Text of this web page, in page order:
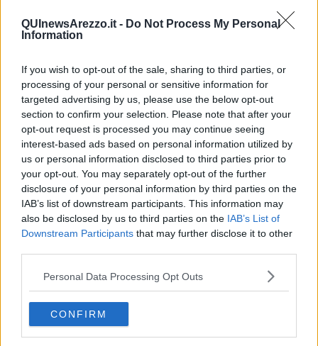
QUInewsArezzo.it - Do Not Process My Personal
Information
If you wish to opt-out of the sale, sharing to third parties, or
processing of your personal or sensitive information for
targeted advertising by us, please use the below opt-out
section to confirm your selection. Please note that after your
opt-out request is processed you may continue seeing
interest-based ads based on personal information utilized by
us or personal information disclosed to third parties prior to
your opt-out. You may separately opt-out of the further
disclosure of your personal information by third parties on the
IAB’s list of downstream participants. This information may
also be disclosed by us to third parties on the IAB’s List of
Downstream Participants that may further disclose it to other
Personal Data Processing Opt Outs
CONFIRM
​La Clownterapia
​Differenze tra persone frustrate e non
Vacanze a km zero
​Buone Vacan(si)e!
​Il lato positivo delle cose
​Storie antiche di tempi moderni
​Quello che alle mamme non dicono
Adultescenza
Homo imbecillis
​4 anni di Blog
Quando il silenzio è aggressivo
​Il passato, questo conosciuto!
​Clima ballerino e sbalzi d’umore
La maternità
​L’uomo o l’orso?
​Cose che ci esauriscono
​Vespa che passione!
​Lasciate ai vostri figli il diritto di piangere
​Parole d’amore regalate al vento